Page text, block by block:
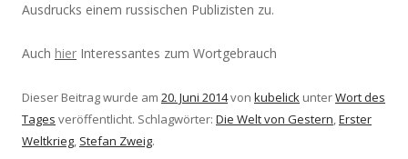
Ausdrucks einem russischen Publizisten zu.
Auch hier Interessantes zum Wortgebrauch
Dieser Beitrag wurde am 20. Juni 2014von kubelick unterWort des
Tages veröffentlicht. Schlagwörter: Die Welt von Gestern,Erster
Weltkrieg, Stefan Zweig.